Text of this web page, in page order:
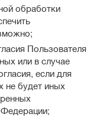
обработки
Пользователя
или в случае
если для
не будет иных